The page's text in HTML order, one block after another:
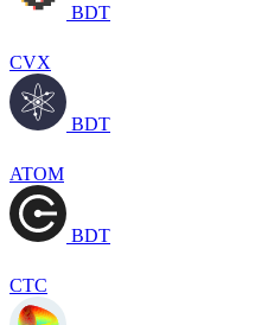
BDT
CVX
BDT
ATOM
BDT
CTC